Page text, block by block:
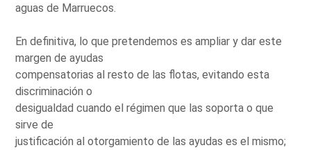
aguas de Marruecos.
En definitiva, lo que pretendemos es ampliar y dar este
margen de ayudas
compensatorias al resto de las flotas, evitando esta
discriminación o
desigualdad cuando el régimen que las soporta o que
sirve de
justificación al otorgamiento de las ayudas es el mismo;